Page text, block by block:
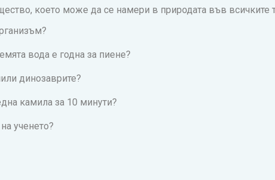
което може да се намери в природата във всичките
вода е годна за пиене?
динозаврите?
камила за 10 минути?
ученето?